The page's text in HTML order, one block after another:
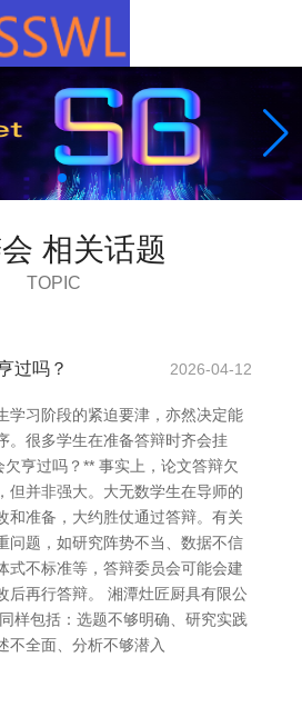
相关话题
TOPIC
过吗？ 2026-04-12
学习阶段的紧迫要津，亦然决定能
。很多学生在准备答辩时齐会挂
亨过吗？** 事实上，论文答辩欠
但并非强大。大无数学生在导师的
和准备，大约胜仗通过答辩。有关
问题，如研究阵势不当、数据不信
式不标准等，答辩委员会可能会建
后再行答辩。 湘潭灶匠厨具有限公
样包括：选题不够明确、研究实践
不全面、分析不够潜入